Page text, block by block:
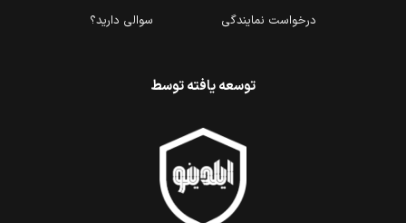
درخواست نمایندگی سوالی دارید؟
توسعه یافته توسط